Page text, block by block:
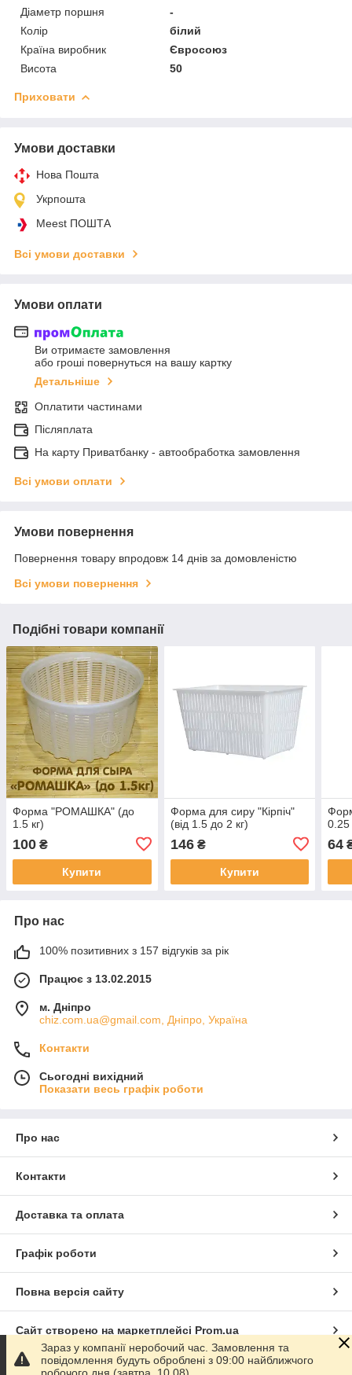
Діаметр поршня
-
Колір
білий
Країна виробник
Євросоюз
Висота
50
Приховати
Умови доставки
Нова Пошта
Укрпошта
Meest ПОШТА
Всі умови доставки
Умови оплати
Ви отримаєте замовлення
або гроші повернуться на вашу картку
Детальніше
Оплатити частинами
Післяплата
На карту Приватбанку - автообработка замовлення
Всі умови оплати
Умови повернення
Повернення товару впродовж 14 днів за домовленістю
Всі умови повернення
Подібні товари компанії
Форма "РОМАШКА" (до
1.5 кг)
100 ₴
Купити
Форма для сиру "Кірпіч"
(від 1.5 до 2 кг)
146₴
Купити
0.25
64
Про нас
100% позитивних з 157 відгуків за рік
Працює з 13.02.2015
м. Дніпро
chiz.com.ua@gmail.com, Дніпро, Україна
Контакти
Сьогодні вихідний
Показати весь графік роботи
Про нас
Контакти
Доставка та оплата
Графік роботи
Повна версія сайту
Сайт створено на маркетплейсі Prom.ua
Політика конфіденційності
Зараз у компанії неробочий час. Замовлення та
повідомлення будуть оброблені з 09:00 найближчого